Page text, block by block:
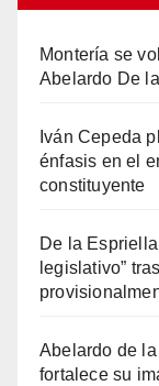
Montería se
Abelardo De
Iván Cepeda
énfasis en el
constituyente
De la
legislativo”
Abelardo de
fortalece su